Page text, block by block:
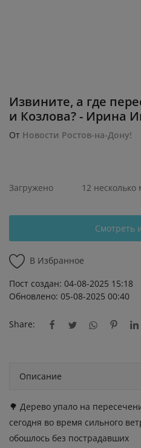
Извините, а где
и Козлова? - Ирина
От Новости Ростов-на-Дону!
Загружено 12 несколько
Смотреть
В Избранное
Пост создан: 04-08-2025 15:18
Обновлено: 05-08-2025 00:40
Share:
Описание
🌳 Дерево упало на
сегодня во время сильного
обошлось без пострадавших